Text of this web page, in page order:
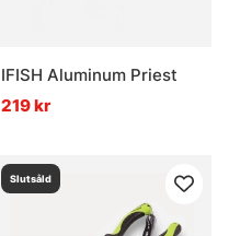
IFISH Aluminum Priest
219 kr
Slutsåld